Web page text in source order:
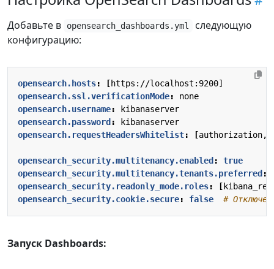
Добавьте в opensearch_dashboards.yml
следующую
конфигурацию:
opensearch.hosts: [https://localhost:9200]
opensearch.ssl.verificationMode:
none
opensearch.username:
kibanaserver
opensearch.password :
kibanaserver
opensearch.requestHeadersWhitelist: [authorization,
opensearch_security.multitenancy.enabled :
true
opensearch_security.multitenancy.tenants.preferred :
opensearch_security.readonly_mode.roles: [
opensearch_security.cookie.secure: false #
Запуск Dashboards: